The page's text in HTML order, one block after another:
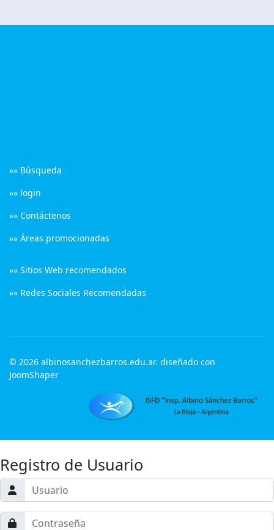
»» Búsqueda
»» login
»» Contáctenos
»» Áreas promocionadas
»» Sitios Web recomendados
»» Redes Sociales Recomendadas
© 2026 albinosanchezbarros.edu.ar. diseñado con
JoomShaper
Registro de Usuario